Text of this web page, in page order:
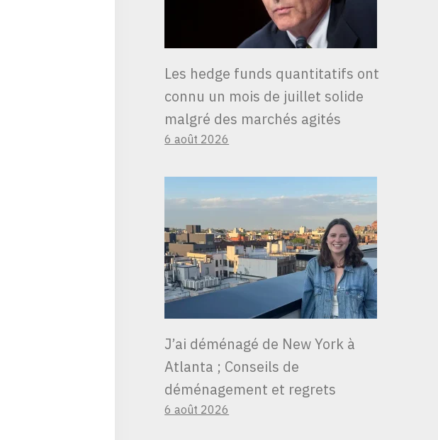
Les hedge funds quantitatifs ont
connu un mois de juillet solide
malgré des marchés agités
6 août 2026
J’ai déménagé de New York à
Atlanta ; Conseils de
déménagement et regrets
6 août 2026